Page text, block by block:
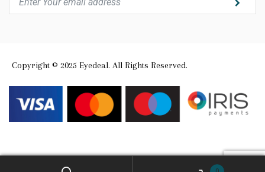
Copyright © 2025 Eyedeal. All Rights Reserved.